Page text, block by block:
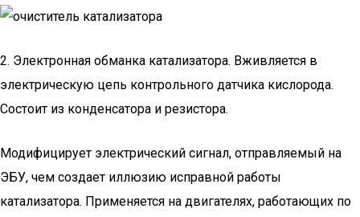
2. Электронная обманка катализатора. Вживляется в
электрическую цепь контрольного датчика кислорода.
Состоит из конденсатора и резистора.
Модифицирует электрический сигнал, отправляемый на
ЭБУ, чем создает иллюзию исправной работы
катализатора. Применяется на двигателях, работающих по